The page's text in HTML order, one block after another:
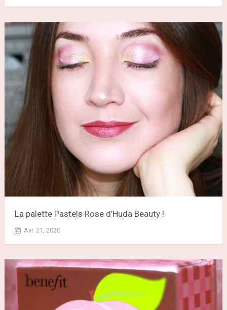
La palette Pastels Rose d’Huda Beauty !
Avr. 21, 2020